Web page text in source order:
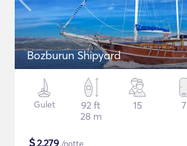
Bozburun Shipyard
Gulet
92 ft
28 m
15 7
$2,279 /notte